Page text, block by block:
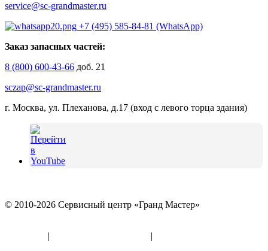
service@sc-grandmaster.ru
+7 (495) 585-84-81 (WhatsApp)
Заказ запасных частей:
8 (800) 600-43-66 доб. 21
sczap@sc-grandmaster.ru
г. Москва, ул. Плеханова, д.17 (вход с левого торца здания)
© 2010-2026 Сервисный центр «Гранд Мастер»
| |